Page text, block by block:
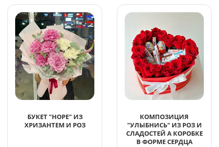
БУКЕТ "HOPE" ИЗ
ХРИЗАНТЕМ И РОЗ
КОМПОЗИЦИЯ
"УЛЫБНИСЬ" ИЗ РОЗ И
СЛАДОСТЕЙ А КОРОБКЕ
В ФОРМЕ СЕРДЦА